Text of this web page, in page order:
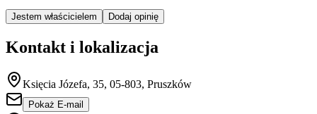
Jestem właścicielem Dodaj opinię
Kontakt i lokalizacja
Księcia Józefa, 35, 05-803, Pruszków
Pokaż E-mail